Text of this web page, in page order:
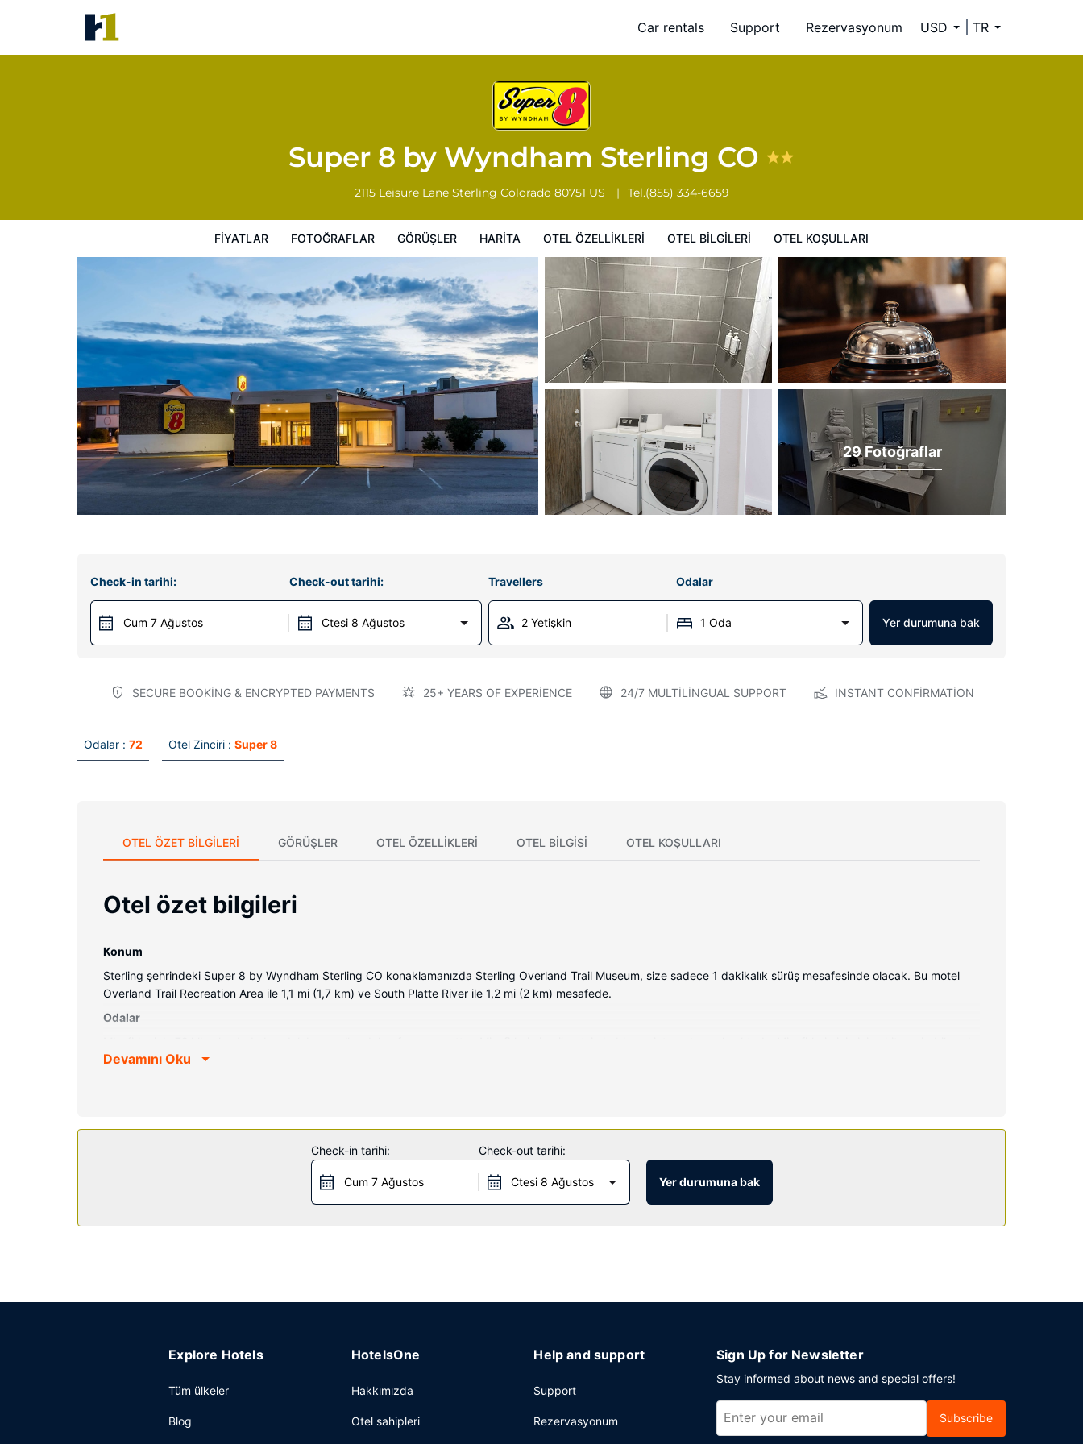
Car rentals Support Rezervasyonum USD TR
Super 8 by Wyndham Sterling CO
2115 Leisure Lane Sterling Colorado 80751 US Tel.(855) 334-6659
FIYATLAR FOTOĞRAFLAR GÖRÜŞLER HARITA OTEL ÖZELLIKLERI OTEL BILGILERI OTEL KOŞULLARI
29 Fotoğraflar
Check-in tarihi:
Cum 7 Ağustos
Check-out tarihi:
Ctesi 8 Ağustos
Travellers Odalar
2 Yetişkin 1 Oda Yer durumuna bak
SECURE BOOKING & ENCRYPTED PAYMENTS 25+ YEARS OF EXPERIENCE 24/7 MULTILINGUAL SUPPORT INSTANT CONFIRMATION
Odalar : 72 Otel Zinciri : Super 8
OTEL ÖZET BILGILERI GÖRÜŞLER OTEL ÖZELLIKLERI OTEL BILGISI OTEL KOŞULLARI
Otel özet bilgileri
Konum
Sterling şehrindeki Super 8 by Wyndham Sterling CO konaklamanızda Sterling Overland Trail Museum, size sadece 1 dakikalık sürüş mesafesinde olacak. Bu motel
Overland Trail Recreation Area ile 1,1 mi (1,7 km) ve South Platte River ile 1,2 mi (2 km) mesafede.
Odalar
için uydu kanalları vardır. Özel banyo, duş/küvet kombinasyonu, ücretsiz banyo/kozmetik ürünleri ve saç kurutma makinesi vardır. Misafirlere masa ve kahve/çay
Super 8 by Wyndham Sterling CO misafirlerine yemek servisi yapan market vardır. Misafirlere her gün 6 ve 9 arasında ücretsiz self servis kahvaltı servisi
Devamını Oku
Check-in tarihi:
Cum 7 Ağustos
Check-out tarihi:
Ctesi 8 Ağustos Yer durumuna bak
Explore Hotels
Tüm ülkeler
Blog
HotelsOne
Hakkımızda
Otel sahipleri
Help and support
Support
Rezervasyonum
Sign Up for Newsletter
Stay informed about news and special offers!
Subscribe